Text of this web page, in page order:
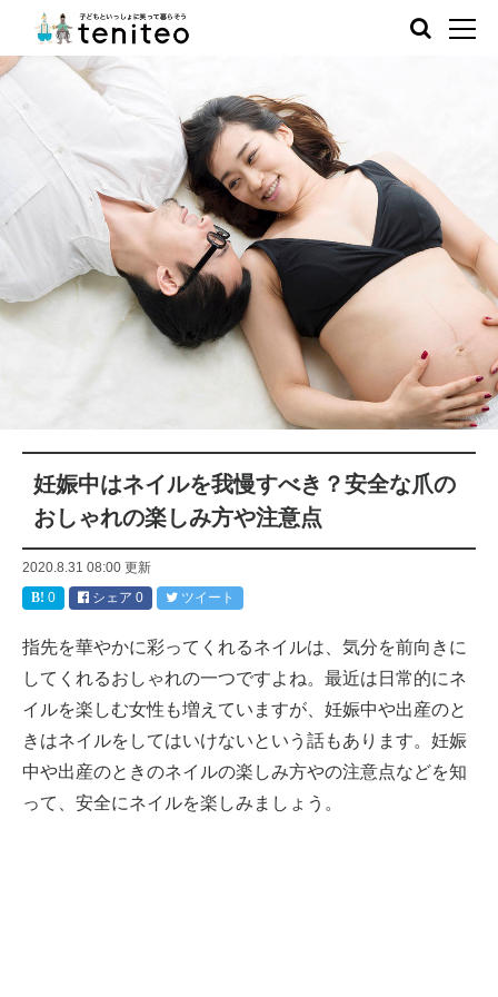
妊娠中はネイルを我慢すべき？安全な爪の
おしゃれの楽しみ方や注意点
2020.8.31 08:00 更新
0
シェア 0 ツイート
指先を華やかに彩ってくれるネイルは、気分を前向きに
してくれるおしゃれの一つですよね。最近は日常的にネ
イルを楽しむ女性も増えていますが、妊娠中や出産のと
きはネイルをしてはいけないという話もあります。妊娠
中や出産のときのネイルの楽しみ方やの注意点などを知
って、安全にネイルを楽しみましょう。